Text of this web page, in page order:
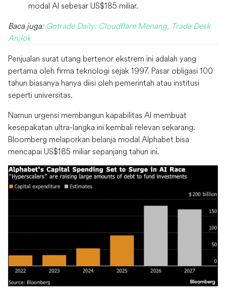
modal AI sebesar US$185 miliar.
Baca juga: Gotrade Daily: Cloudflare Menang, Trade Desk
Anjlok
Penjualan surat utang bertenor ekstrem ini adalah yang
pertama oleh firma teknologi sejak 1997. Pasar obligasi 100
tahun biasanya hanya diisi oleh pemerintah atau institusi
seperti universitas.
Namun urgensi membangun kapabilitas AI membuat
kesepakatan ultra-langka ini kembali relevan sekarang.
Bloomberg melaporkan belanja modal Alphabet bisa
mencapai US$185 miliar sepanjang tahun ini.